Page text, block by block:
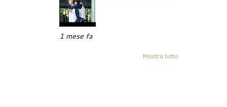
1 mese fa
Mostra tutto